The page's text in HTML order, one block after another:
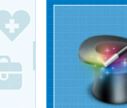
процесс
Информация
новичкам и
закрепить